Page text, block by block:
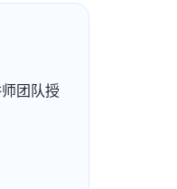
团队授